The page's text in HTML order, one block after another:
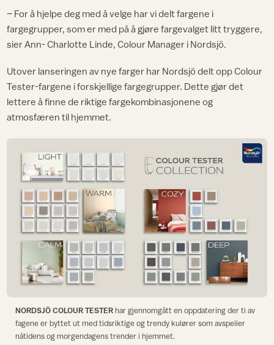
– For å hjelpe deg med å velge har vi delt fargene i
fargegrupper, som er med på å gjøre fargevalget litt tryggere,
sier Ann- Charlotte Linde, Colour Manager i Nordsjö.
Utover lanseringen av nye farger har Nordsjö delt opp Colour
Tester-fargene i forskjellige fargegrupper. Dette gjør det
lettere å finne de riktige fargekombinasjonene og
atmosfæren til hjemmet.
NORDSJÖ COLOUR TESTERhar gjennomgått en oppdatering der ti av
fagene er byttet ut med tidsriktige og trendy kulører som avspeiler
nåtidens og morgendagens trender i hjemmet.